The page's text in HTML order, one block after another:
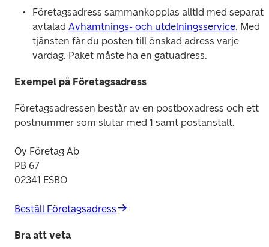
Företagsadress sammankopplas alltid med separat
avtalad Avhämtnings- och utdelningsservice. Med
tjänsten får du posten till önskad adress varje
vardag. Paket måste ha en gatuadress.
Exempel på Företagsadress
Företagsadressen består av en postboxadress och ett
postnummer som slutar med 1 samt postanstalt.
Oy Företag Ab
PB 67
02341 ESBO
Beställ Företagsadress
Bra att veta